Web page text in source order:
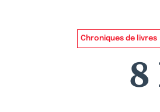
Chroniques de livres
8